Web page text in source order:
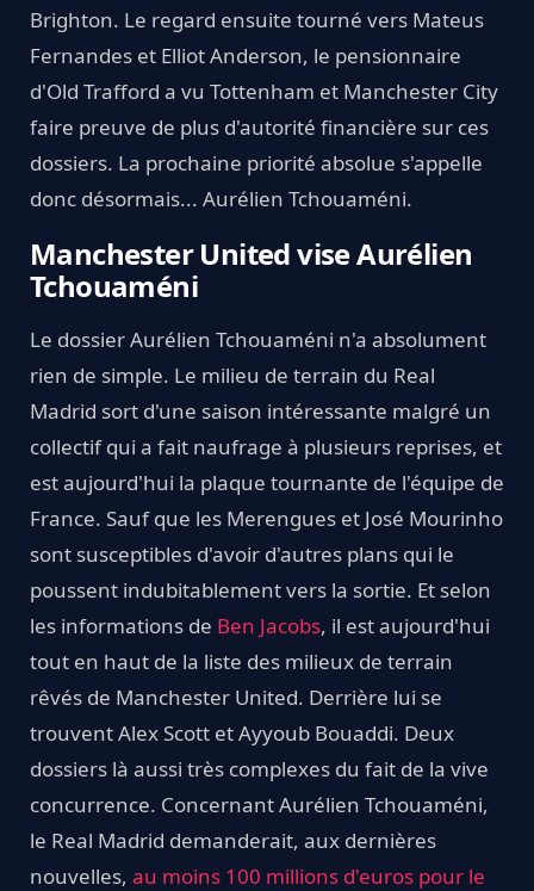
Brighton. Le regard ensuite tourné vers Mateus
Fernandes et Elliot Anderson, le pensionnaire
d'Old Trafford a vu Tottenham et Manchester City
faire preuve de plus d'autorité financière sur ces
dossiers. La prochaine priorité absolue s'appelle
donc désormais... Aurélien Tchouaméni.
Manchester United vise Aurélien
Tchouaméni
Le dossier Aurélien Tchouaméni n'a absolument
rien de simple. Le milieu de terrain du Real
Madrid sort d'une saison intéressante malgré un
collectif qui a fait naufrage à plusieurs reprises, et
est aujourd'hui la plaque tournante de l'équipe de
France. Sauf que les Merengues et José Mourinho
sont susceptibles d'avoir d'autres plans qui le
poussent indubitablement vers la sortie. Et selon
les informations de Ben Jacobs, il est aujourd'hui
tout en haut de la liste des milieux de terrain
rêvés de Manchester United. Derrière lui se
trouvent Alex Scott et Ayyoub Bouaddi. Deux
dossiers là aussi très complexes du fait de la vive
concurrence. Concernant Aurélien Tchouaméni,
le Real Madrid demanderait, aux dernières
nouvelles, au moins 100 millions d'euros pour le